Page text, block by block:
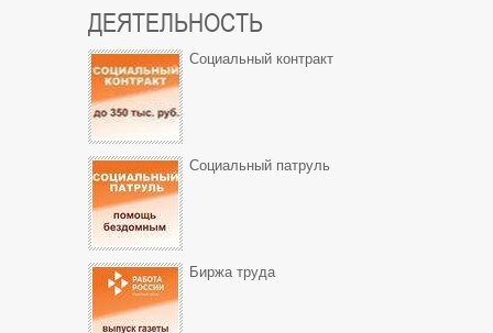
ДЕЯТЕЛЬНОСТЬ
Социальный контракт
Социальный патруль
Биржа труда